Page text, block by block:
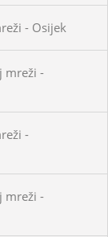
- Osijek
mreži -
-
mreži -